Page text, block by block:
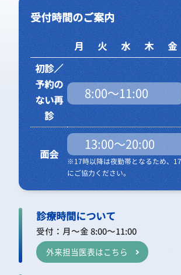
受付時間のご案内
月 火 水 木 金
初診／
予約の
ない再
診
8:00～11:00
面会
13:00～20:00
※17時以降は夜勤帯となるため、
にご協力ください。
診療時間について
受付：月～金 8:00～11:00
外来担当医表はこちら